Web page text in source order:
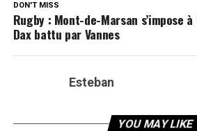
DON'T MISS
Rugby : Mont-de-Marsan s’impose
Dax battu par Vannes
Esteban
YOU MAY LIKE